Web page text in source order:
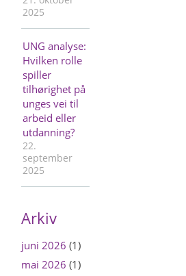
2025
UNG analyse:
Hvilken rolle
spiller
tilhørighet på
unges vei til
arbeid eller
utdanning?
22.
september
2025
Arkiv
juni 2026 (1)
mai 2026 (1)